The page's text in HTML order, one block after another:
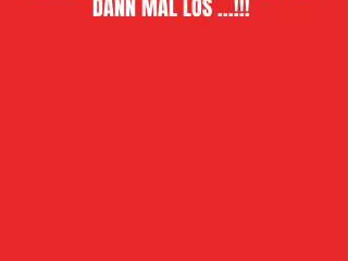
DANN MAL LOS ...!!!